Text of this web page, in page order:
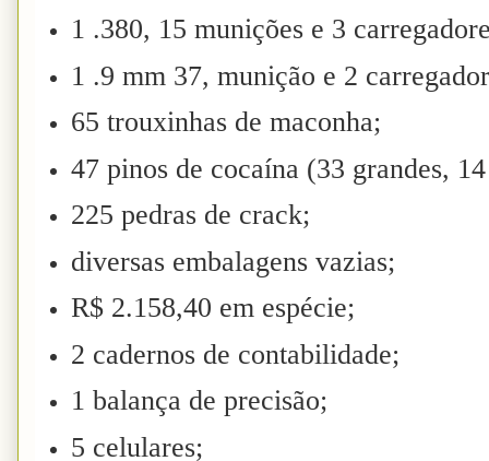
1 .380, 15 munições e 3
1 .9 mm 37, munição e 2
65 trouxinhas de maconha;
47 pinos de cocaína (33 grandes,
225 pedras de crack;
diversas embalagens vazias;
R$ 2.158,40 em espécie;
2 cadernos de contabilidade;
1 balança de precisão;
5 celulares;